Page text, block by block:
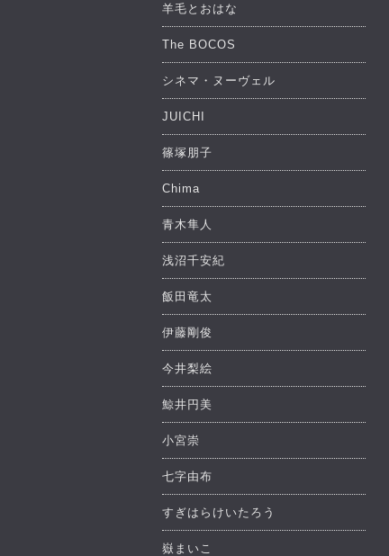
羊毛とおはな
The BOCOS
シネマ・ヌーヴェル
JUICHI
篠塚朋子
Chima
青木隼人
浅沼千安紀
飯田竜太
伊藤剛俊
今井梨絵
鯨井円美
小宮崇
七字由布
すぎはらけいたろう
嶽まいこ